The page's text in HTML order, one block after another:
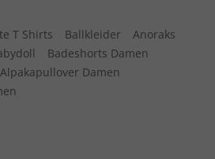
T Shirts Ballkleider
Anoraks
Badeshorts Damen
Alpakapullover Damen